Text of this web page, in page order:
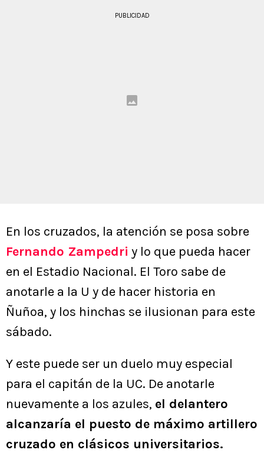
PUBLICIDAD
En los cruzados, la atención se posa sobre
Fernando Zampedri y lo que pueda hacer
en el Estadio Nacional. El Toro sabe de
anotarle a la U y de hacer historia en
Ñuñoa, y los hinchas se ilusionan para este
sábado.
Y este puede ser un duelo muy especial
para el capitán de la UC. De anotarle
nuevamente a los azules, el delantero
alcanzaría el puesto de máximo artillero
cruzado en clásicos universitarios.